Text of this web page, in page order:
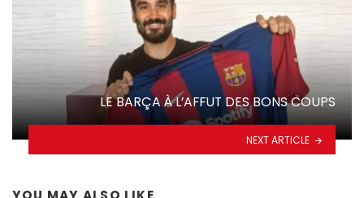
LE BARÇA À L’AFFUT DES BONS COUPS
NEXT ARTICLE